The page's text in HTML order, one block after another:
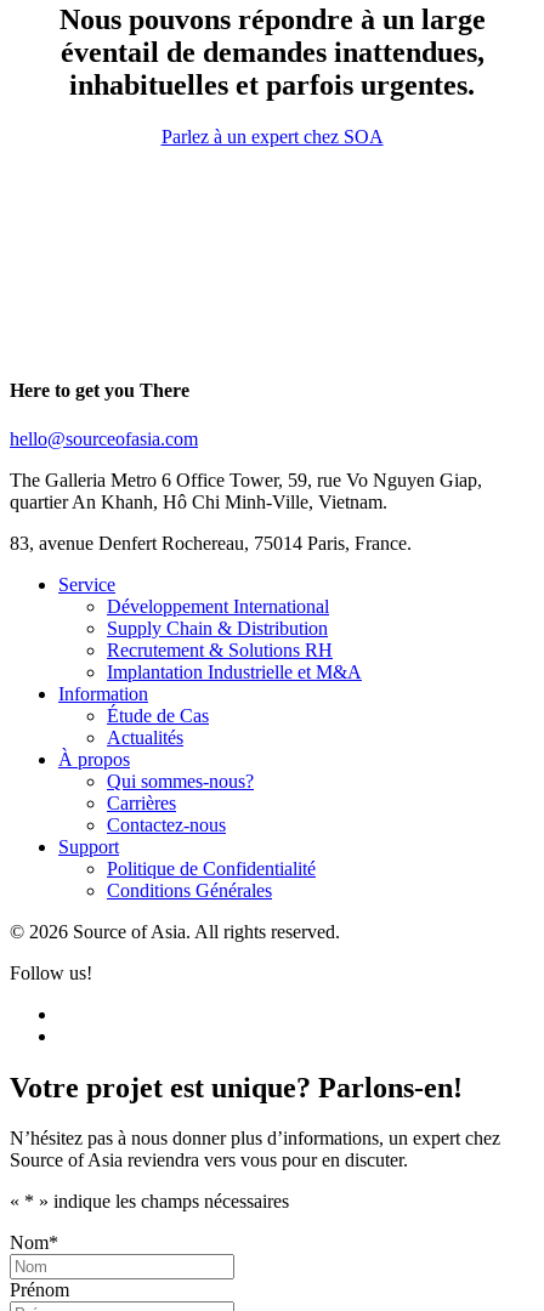
Nous pouvons répondre à un large
éventail de demandes inattendues,
inhabituelles et parfois urgentes.
Parlez à un expert chez SOA
Here to get you There
hello@sourceofasia.com
The Galleria Metro 6 Office Tower, 59, rue Vo Nguyen Giap,
quartier An Khanh, Hô Chi Minh-Ville, Vietnam.
83, avenue Denfert Rochereau, 75014 Paris, France.
Service
Développement International
Supply Chain & Distribution
Recrutement & Solutions RH
Implantation Industrielle et M&A
Information
Étude de Cas
Actualités
À propos
Qui sommes-nous?
Carrières
Contactez-nous
Support
Politique de Confidentialité
Conditions Générales
© 2026 Source of Asia. All rights reserved.
Follow us!
Votre projet est unique? Parlons-en!
N’hésitez pas à nous donner plus d’informations, un expert chez
Source of Asia reviendra vers vous pour en discuter.
« * » indique les champs nécessaires
Nom*
Prénom